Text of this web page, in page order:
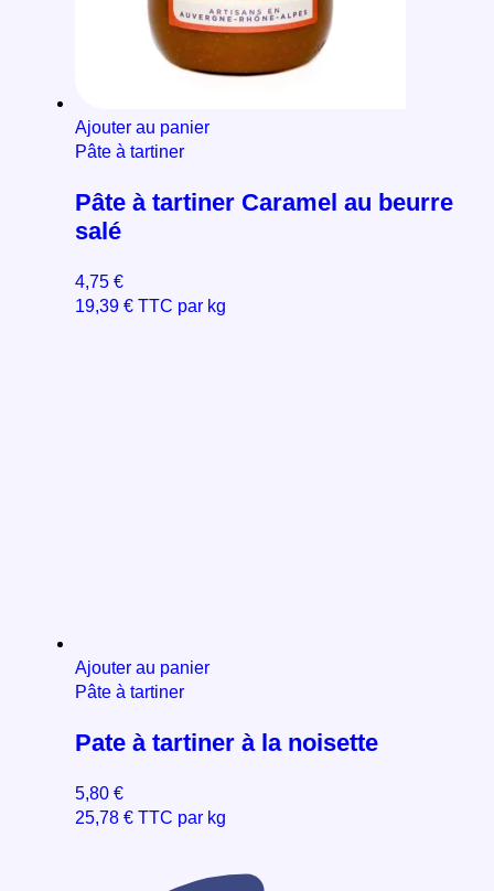
Ajouter au panier
Pâte à tartiner
Pâte à tartiner Caramel au beurre
salé
4,75 €
19,39 € TTC par kg
Ajouter au panier
Pâte à tartiner
Pate à tartiner à la noisette
5,80 €
25,78 € TTC par kg